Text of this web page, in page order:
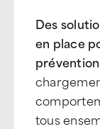
Des
en place
prévention
tous